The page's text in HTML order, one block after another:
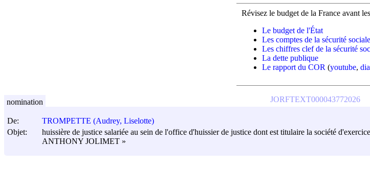
Révisez le budget de la France avant
Le budget de l'État
Les comptes de la sécurité sociale
Les chiffres clef de la sécurité
La dette publique
Le rapport du COR (youtube,
De:
TROMPETTE (Audrey, Liselotte)
Objet:
huissière de justice salariée au sein de l'office d'huissier de justice dont est titulaire la société
ANTHONY JOLIMET »
JORFTEXT000043772026
nomination